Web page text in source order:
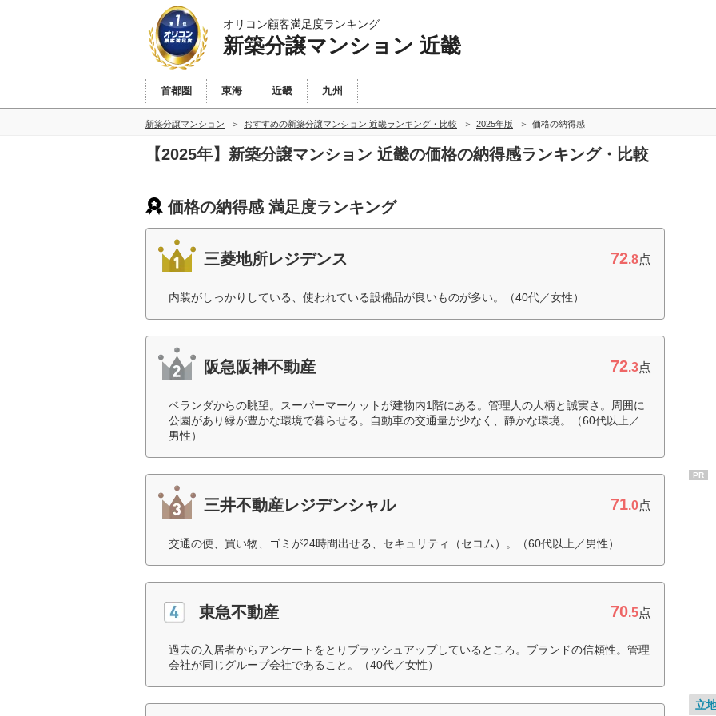
オリコン顧客満足度ランキング
新築分譲マンション 近畿
首都圏 東海 近畿 九州
新築分譲マンション おすすめの新築分譲マンション 近畿ランキング・比較 2025年版 価格の納得感
【2025年】新築分譲マンション 近畿の価格の納得感ランキング・比較
価格の納得感 満足度ランキング
三菱地所レジデンス 72.8点
内装がしっかりしている、使われている設備品が良いものが多い。（40代／女性）
阪急阪神不動産 72.3点
ベランダからの眺望。スーパーマーケットが建物内1階にある。管理人の人柄と誠実さ。周囲に
公園があり緑が豊かな環境で暮らせる。自動車の交通量が少なく、静かな環境。（60代以上／
男性）
三井不動産レジデンシャル 71.0点
交通の便、買い物、ゴミが24時間出せる、セキュリティ（セコム）。（60代以上／男性）
東急不動産 70.5点
過去の入居者からアンケートをとりブラッシュアップしているところ。ブランドの信頼性。管理
会社が同じグループ会社であること。（40代／女性）
PR
立